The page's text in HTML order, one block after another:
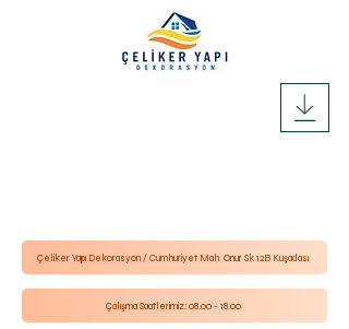
Çeliker Yapı Dekorasyon / Cumhuriyet Mah. Onur Sk 12B Kuşadası
Çalışma Saatlerimiz: 08.00 - 18.00